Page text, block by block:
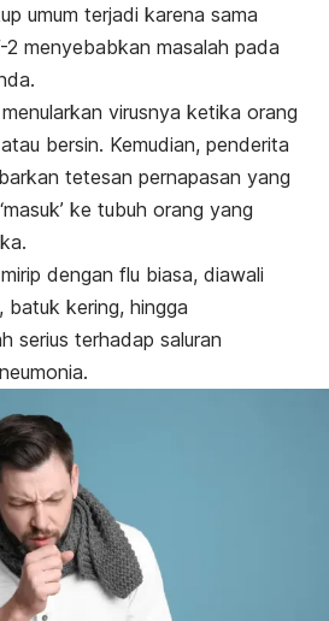
umum terjadi karena sama
2 menyebabkan masalah pada
virusnya ketika orang
bersin. Kemudian, penderita
tetesan pernapasan yang
ke tubuh orang yang
dengan flu biasa, diawali
batuk kering, hingga
serius terhadap saluran